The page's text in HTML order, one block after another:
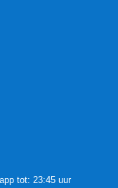
tot: 23:45 uur